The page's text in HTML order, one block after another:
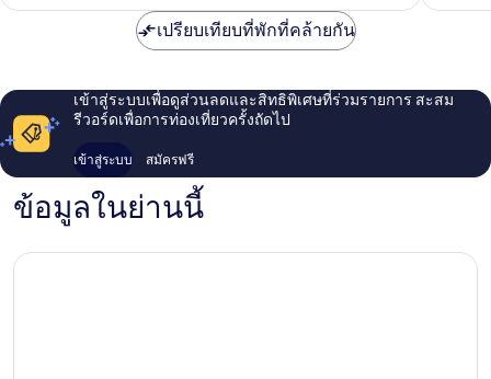
รีวิว
รีวิว
เปรียบเทียบที่พักที่คล้ายกัน
เข้าสู่ระบบเพื่อดูส่วนลดและสิทธิพิเศษที่ร่วมรายการ สะสม
รีวอร์ดเพื่อการท่องเที่ยวครั้งถัดไป
เข้าสู่ระบบ สมัครฟรี
ข้อมูลในย่านนี้